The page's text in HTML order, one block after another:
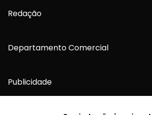
Redação
Departamento Comercial
Publicidade